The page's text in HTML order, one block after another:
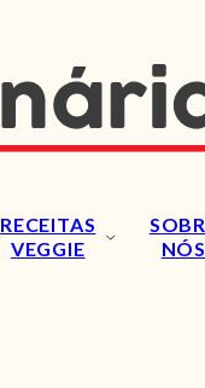
RECEITAS
VEGGIE
NÓS